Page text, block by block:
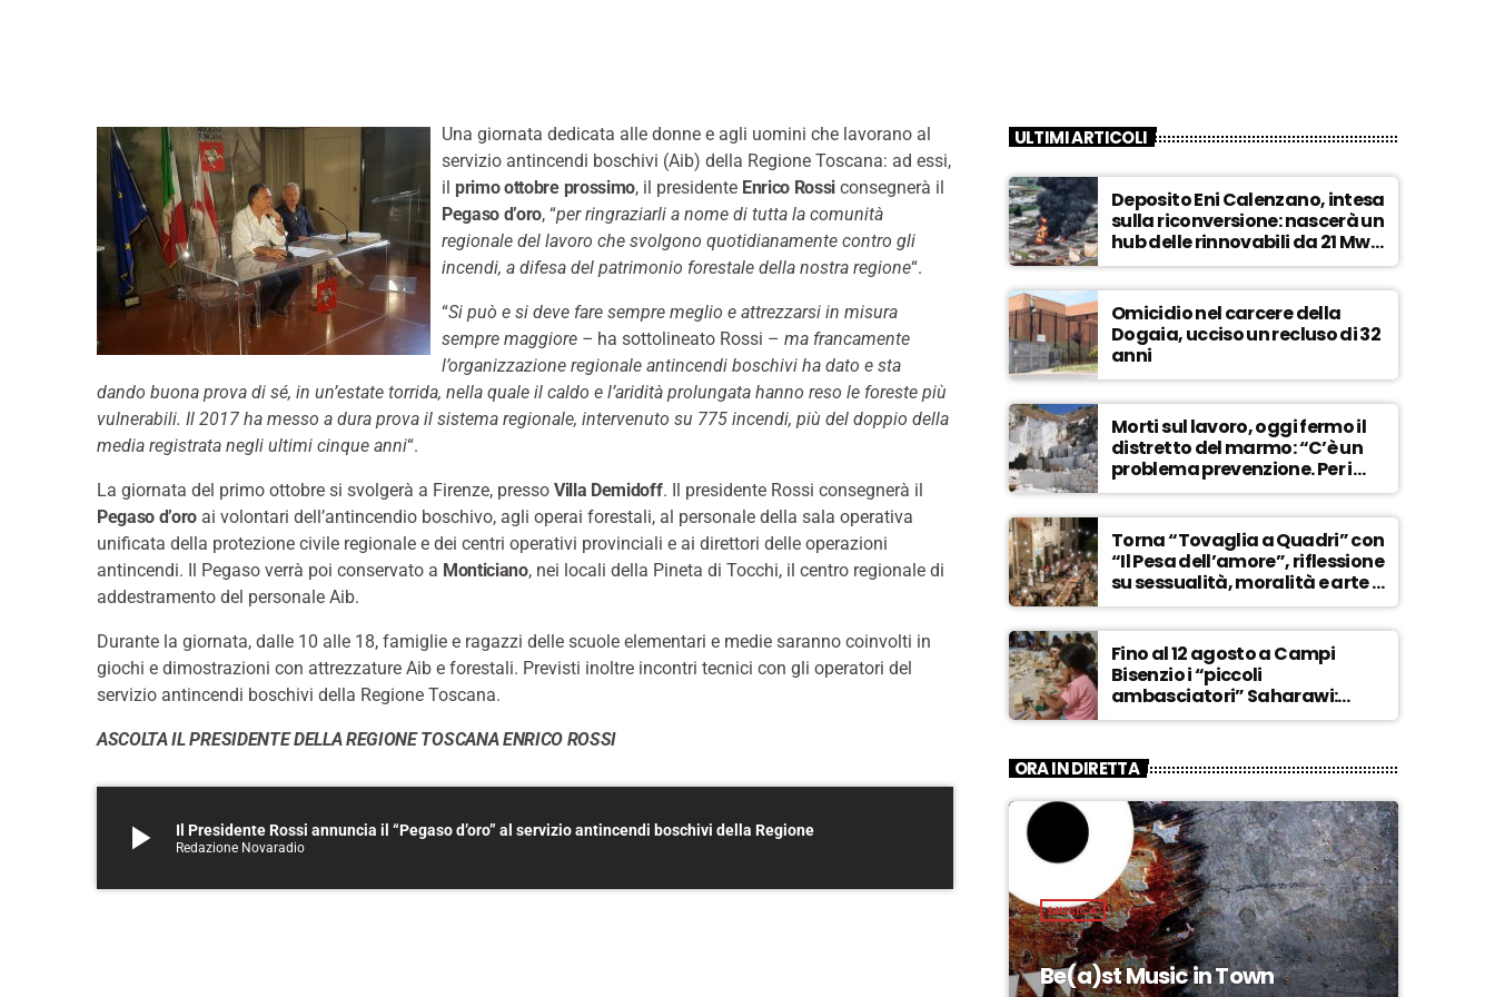
Una giornata dedicata alle donne e agli uomini che lavorano al
servizio antincendi boschivi (Aib) della Regione Toscana: ad essi,
il primo ottobre prossimo, il presidente Enrico Rossi consegnerà il
Pegaso d’oro, “per ringraziarli a nome di tutta la comunità
regionale del lavoro che svolgono quotidianamente contro gli
incendi, a difesa del patrimonio forestale della nostra regione“.
“Si può e si deve fare sempre meglio e attrezzarsi in misura
sempre maggiore – ha sottolineato Rossi – ma francamente
l’organizzazione regionale antincendi boschivi ha dato e sta
dando buona prova di sé, in un’estate torrida, nella quale il caldo e l’aridità prolungata hanno reso le foreste più
vulnerabili. Il 2017 ha messo a dura prova il sistema regionale, intervenuto su 775 incendi, più del doppio della
media registrata negli ultimi cinque anni“.
La giornata del primo ottobre si svolgerà a Firenze, presso Villa Demidoff. Il presidente Rossi consegnerà il
Pegaso d’oro ai volontari dell’antincendio boschivo, agli operai forestali, al personale della sala operativa
unificata della protezione civile regionale e dei centri operativi provinciali e ai direttori delle operazioni
antincendi. Il Pegaso verrà poi conservato a Monticiano, nei locali della Pineta di Tocchi, il centro regionale di
addestramento del personale Aib.
Durante la giornata, dalle 10 alle 18, famiglie e ragazzi delle scuole elementari e medie saranno coinvolti in
giochi e dimostrazioni con attrezzature Aib e forestali. Previsti inoltre incontri tecnici con gli operatori del
servizio antincendi boschivi della Regione Toscana.
ASCOLTA IL PRESIDENTE DELLA REGIONE TOSCANA ENRICO ROSSI
play_arrow Il Presidente Rossi annuncia il “Pegaso d’oro” al servizio antincendi boschivi della Regione
Redazione Novaradio
ULTIMI ARTICOLI
Deposito Eni Calenzano, intesa
sulla riconversione: nascerà un
hub delle rinnovabili da 21 Mw –
ASCOLTA
Omicidio nel carcere della
Dogaia, ucciso un recluso di 32
anni
Morti sul lavoro, oggi fermo il
distretto del marmo: “C’è un
problema prevenzione. Per i
controlli, un solo ispettore” –
ASCOLTA
Torna “Tovaglia a Quadri” con
“Il Pesa dell’amore”, riflessione
su sessualità, moralità e arte –
ASCOLTA
Fino al 12 agosto a Campi
Bisenzio i “piccoli
ambasciatori” Saharawi:
“Sostenere la loro causa,
invadente” – ASCOLTA
ORA IN DIRETTA
MUSICA
Be(a)st Music in Town